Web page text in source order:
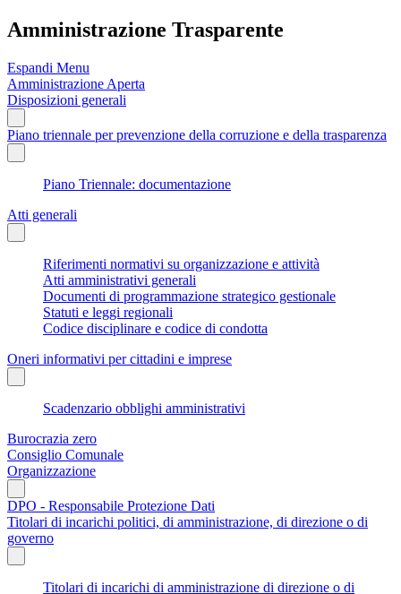
Amministrazione Trasparente
Espandi Menu
Amministrazione Aperta
Disposizioni generali
Piano triennale per prevenzione della corruzione e della trasparenza
Piano Triennale: documentazione
Atti generali
Riferimenti normativi su organizzazione e attività
Atti amministrativi generali
Documenti di programmazione strategico gestionale
Statuti e leggi regionali
Codice disciplinare e codice di condotta
Oneri informativi per cittadini e imprese
Scadenzario obblighi amministrativi
Burocrazia zero
Consiglio Comunale
Organizzazione
DPO - Responsabile Protezione Dati
Titolari di incarichi politici, di amministrazione, di direzione o di
governo
Titolari di incarichi di amministrazione di direzione o di